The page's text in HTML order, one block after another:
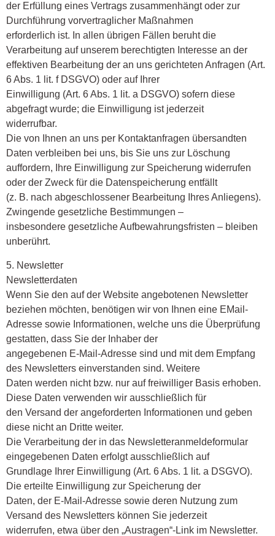
der Erfüllung eines Vertrags zusammenhängt oder zur
Durchführung vorvertraglicher Maßnahmen
erforderlich ist. In allen übrigen Fällen beruht die
Verarbeitung auf unserem berechtigten Interesse an der
effektiven Bearbeitung der an uns gerichteten Anfragen (Art.
6 Abs. 1 lit. f DSGVO) oder auf Ihrer
Einwilligung (Art. 6 Abs. 1 lit. a DSGVO) sofern diese
abgefragt wurde; die Einwilligung ist jederzeit
widerrufbar.
Die von Ihnen an uns per Kontaktanfragen übersandten
Daten verbleiben bei uns, bis Sie uns zur Löschung
auffordern, Ihre Einwilligung zur Speicherung widerrufen
oder der Zweck für die Datenspeicherung entfällt
(z. B. nach abgeschlossener Bearbeitung Ihres Anliegens).
Zwingende gesetzliche Bestimmungen –
insbesondere gesetzliche Aufbewahrungsfristen – bleiben
unberührt.
5. Newsletter
Newsletterdaten
Wenn Sie den auf der Website angebotenen Newsletter
beziehen möchten, benötigen wir von Ihnen eine EMail-
Adresse sowie Informationen, welche uns die Überprüfung
gestatten, dass Sie der Inhaber der
angegebenen E-Mail-Adresse sind und mit dem Empfang
des Newsletters einverstanden sind. Weitere
Daten werden nicht bzw. nur auf freiwilliger Basis erhoben.
Diese Daten verwenden wir ausschließlich für
den Versand der angeforderten Informationen und geben
diese nicht an Dritte weiter.
Die Verarbeitung der in das Newsletteranmeldeformular
eingegebenen Daten erfolgt ausschließlich auf
Grundlage Ihrer Einwilligung (Art. 6 Abs. 1 lit. a DSGVO).
Die erteilte Einwilligung zur Speicherung der
Daten, der E-Mail-Adresse sowie deren Nutzung zum
Versand des Newsletters können Sie jederzeit
widerrufen, etwa über den „Austragen“-Link im Newsletter.